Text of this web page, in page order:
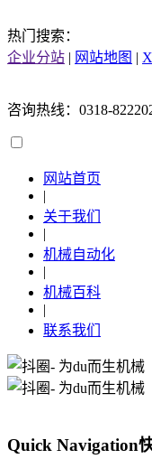
热门搜索：
企业分站 | 网站地图 |
咨询热线：0318-
网站首页
|
关于我们
|
机械自动化
|
机械百科
|
联系我们
Quick Navigation